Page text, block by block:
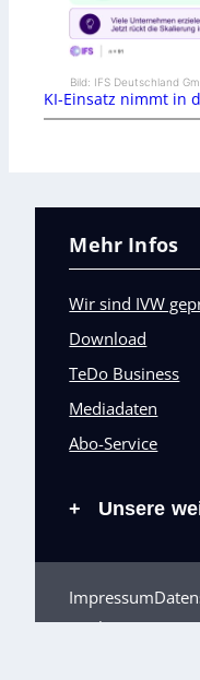
Bild: IFS Deutschland
KI-Einsatz nimmt in
Mehr Infos
Wir sind IVW
Download
TeDo Business
Mediadaten
Abo-Service
+ Unsere
Impressum
Cookies &